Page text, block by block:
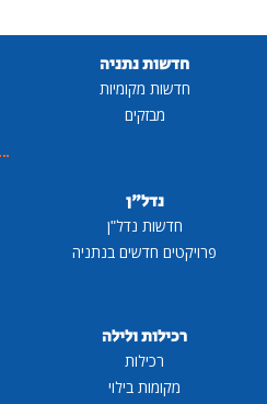
חדשות נתניה
חדשות מקומיות
מבזקים
נדל"ן
חדשות נדל"ן
פרויקטים חדשים בנתניה
רכילות ולילה
רכילות
מקומות בילוי